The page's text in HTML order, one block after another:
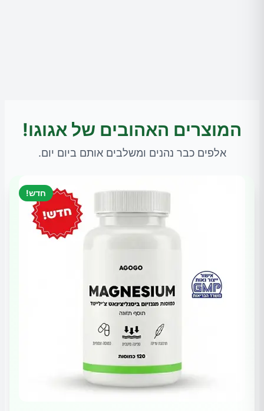
המוצרים האהובים של אגוגו!
אלפים כבר נהנים ומשלבים אותם ביום יום.
חדש!